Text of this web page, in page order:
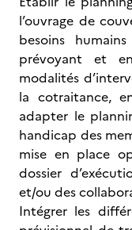
l’ouvrage de
besoins
prévoyant et
modalités
la cotraitance,
adapter le
handicap des
mise en place
dossier
et/ou des
Intégrer les